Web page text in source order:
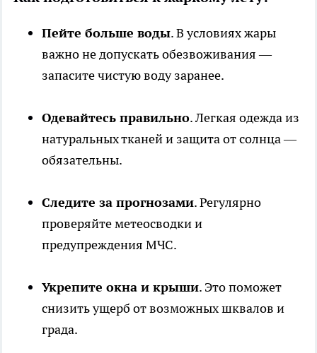
Пейте больше воды. В условиях жары
важно не допускать обезвоживания —
запасите чистую воду заранее.
Одевайтесь правильно. Легкая одежда из
натуральных тканей и защита от солнца —
обязательны.
Следите за прогнозами. Регулярно
проверяйте метеосводки и
предупреждения МЧС.
Укрепите окна и крыши. Это поможет
снизить ущерб от возможных шквалов и
града.